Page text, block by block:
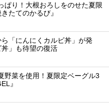
ぱり！大根おろしをのせた夏限
たてのかるび』
ら「にんにくカルビ丼」が発
」も待望の復活
野菜を使用！夏限定ベーグル3
』